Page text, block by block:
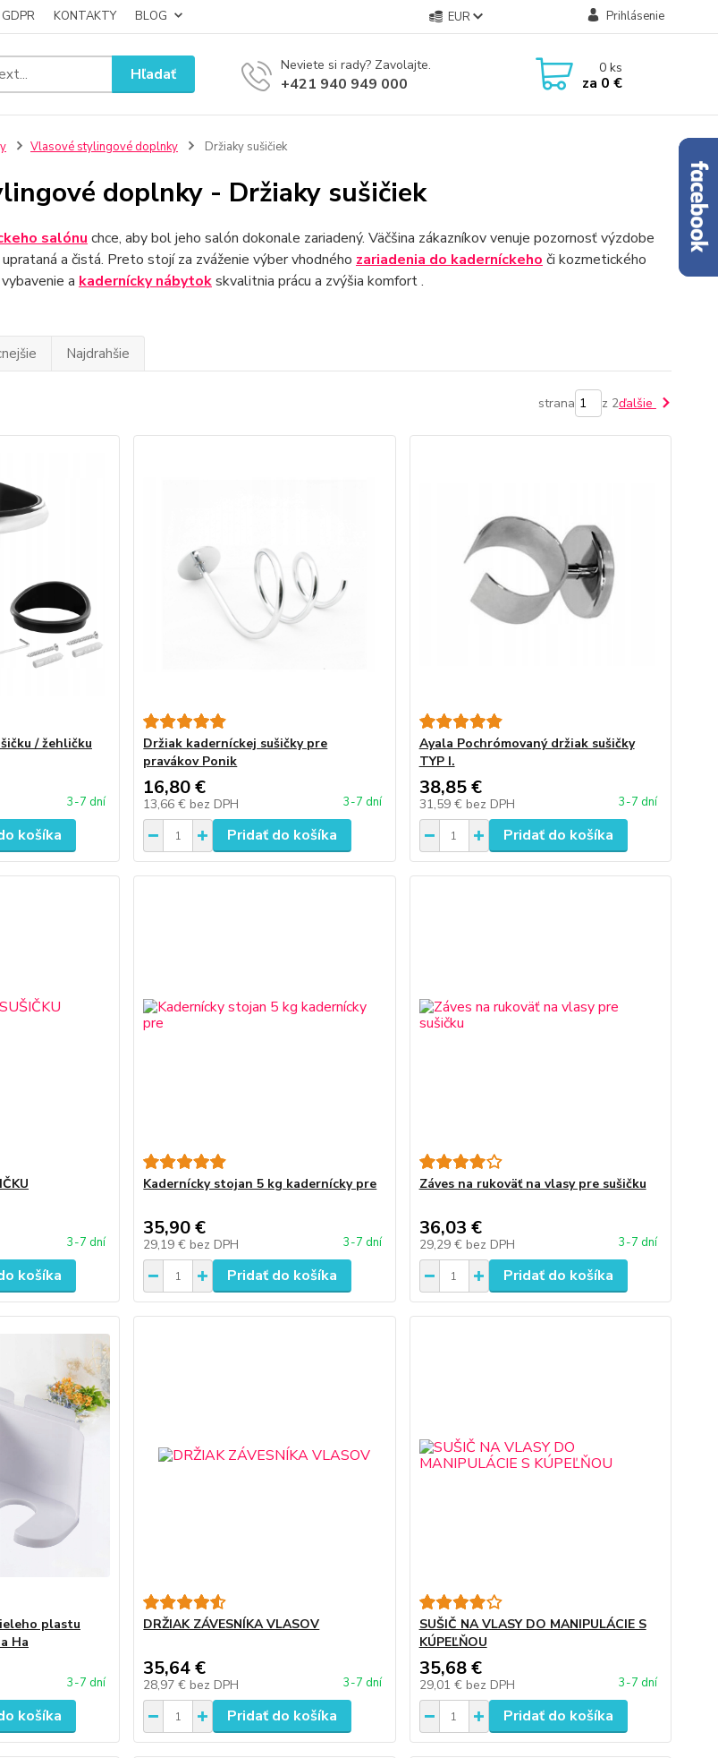
GDPR KONTAKTY BLOG EUR Prihlásenie
Hľadať Neviete si rady? Zavolajte.
+421 940 949 000
0ks
za 0 €
Vlasové stylingové doplnky Držiaky sušičiek
doplnky - Držiaky sušičiek
salónu chce, aby bol jeho salón dokonale zariadený. Väčšina zákazníkov venuje pozornosť výzdobe
a čistá. Preto stojí za zváženie výber vhodného zariadenia do kaderníckeho či kozmetického
a kaderníckynábytokskvalitnia prácu a zvýšia komfort .
Najdrahšie
strana z 2ďalšie
/ žehličku
3-7 dní
košíka
Držiak kaderníckej sušičky pre
pravákov Ponik
16,80 €
13,66 € bez DPH 3-7 dní
Pridať do košíka
Ayala Pochrómovaný držiak sušičky
TYP I.
38,85 €
31,59 € bez DPH 3-7 dní
Pridať do košíka
3-7 dní
košíka
Kadernícky stojan 5 kg kadernícky pre
35,90 €
29,19 € bez DPH 3-7 dní
Pridať do košíka
Záves na rukoväť na vlasy pre sušičku
36,03 €
29,29 € bez DPH 3-7 dní
Pridať do košíka
plastu
Ha
3-7 dní
košíka
DRŽIAK ZÁVESNÍKA VLASOV
35,64 €
28,97 € bez DPH 3-7 dní
Pridať do košíka
SUŠIČ NA VLASY DO MANIPULÁCIE S
KÚPEĽŇOU
35,68 €
29,01 € bez DPH 3-7 dní
Pridať do košíka